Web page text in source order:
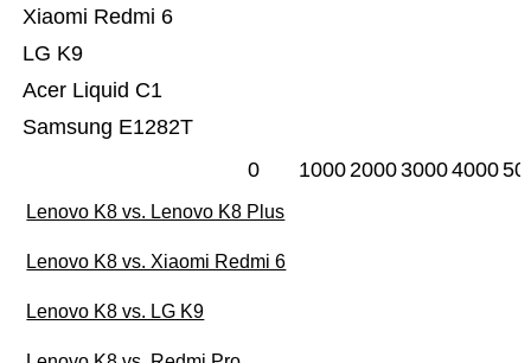
Samsung E1282T
Acer Liquid C1
LG K9
Xiaomi Redmi 6
0 1000200030004000
Lenovo K8 vs. Lenovo K8 Plus
Lenovo K8 vs. Xiaomi Redmi 6
Lenovo K8 vs. LG K9